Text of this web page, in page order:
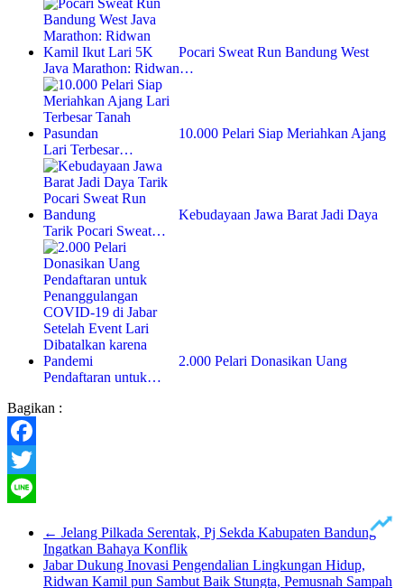
Pocari Sweat Run Bandung West
Java Marathon: Ridwan…
10.000 Pelari Siap Meriahkan Ajang
Lari Terbesar…
Kebudayaan Jawa Barat Jadi Daya
Tarik Pocari Sweat…
2.000 Pelari Donasikan Uang
Pendaftaran untuk…
Bagikan :
Facebook
Twitter
← Jelang Pilkada Serentak, Pj Sekda Kabupaten Bandung
Ingatkan Bahaya Konflik
Jabar Dukung Inovasi Pengendalian Lingkungan Hidup,
Ridwan Kamil pun Sambut Baik Stungta, Pemusnah Sampah